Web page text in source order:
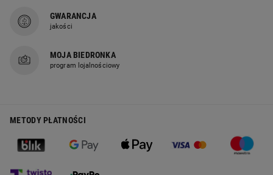
GWARANCJA
jakości
MOJA BIEDRONKA
program lojalnościowy
METODY PŁATNOŚCI